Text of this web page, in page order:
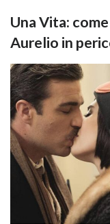
Una Vita:
Aurelio in